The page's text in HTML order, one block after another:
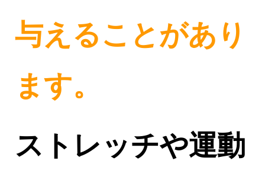
与えることがあり
ます。
ストレッチや運動